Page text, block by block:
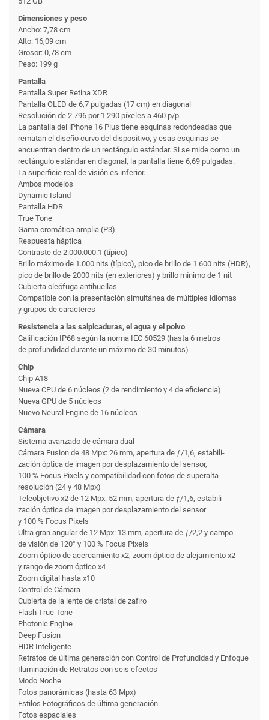
Dimensiones y peso
Ancho: 7,78 cm
Alto: 16,09 cm
Grosor: 0,78 cm
Peso: 199 g
Pantalla
Pantalla Super Retina XDR
Pantalla OLED de 6,7 pulgadas (17 cm) en diagonal
Resolución de 2.796 por 1.290 píxeles a 460 p/p
La pantalla del iPhone 16 Plus tiene esquinas redondeadas que
rematan el diseño curvo del dispositivo, y esas esquinas se
encuentran dentro de un rectángulo estándar. Si se mide como un
rectángulo estándar en diagonal, la pantalla tiene 6,69 pulgadas.
La superficie real de visión es inferior.
Ambos modelos
Dynamic Island
Pantalla HDR
True Tone
Gama cromática amplia (P3)
Respuesta háptica
Contraste de 2.000.000:1 (típico)
Brillo máximo de 1.000 nits (típico), pico de brillo de 1.600 nits (HDR),
pico de brillo de 2000 nits (en exteriores) y brillo mínimo de 1 nit
Cubierta oleófuga antihuellas
Compatible con la presentación simultánea de múltiples idiomas
y grupos de caracteres
Resistencia a las salpicaduras, el agua y el polvo
Calificación IP68 según la norma IEC 60529 (hasta 6 metros
de profundidad durante un máximo de 30 minutos)
Chip
Chip A18
Nueva CPU de 6 núcleos (2 de rendi­miento y 4 de eficiencia)
Nueva GPU de 5 núcleos
Nuevo Neural Engine de 16 núcleos
Cámara
Sistema avanzado de cámara dual
Cámara Fusion de 48 Mpx: 26 mm, apertura de ƒ/1,6, estabili­
zación óptica de imagen por desplazamiento del sensor,
100 % Focus Pixels y compati­bilidad con fotos de superalta
resolución (24 y 48 Mpx)
Teleobjetivo x2 de 12 Mpx: 52 mm, apertura de ƒ/1,6, estabili­
zación óptica de imagen por desplazamiento del sensor
y 100 % Focus Pixels
Ultra gran angular de 12 Mpx: 13 mm, apertura de ƒ/2,2 y campo
de visión de 120° y 100 % Focus Pixels
Zoom óptico de acercamiento x2, zoom óptico de alejamiento x2
y rango de zoom óptico x4
Zoom digital hasta x10
Control de Cámara
Cubierta de la lente de cristal de zafiro
Flash True Tone
Photonic Engine
Deep Fusion
HDR Inteligente
Retratos de última generación con Control de Profundidad y Enfoque
Iluminación de Retratos con seis efectos
Modo Noche
Fotos panorámicas (hasta 63 Mpx)
Estilos Fotográficos de última generación
Fotos espaciales